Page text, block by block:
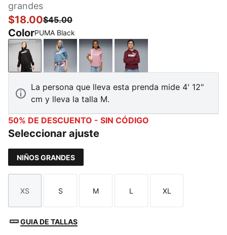
grandes
$18.00$45.00
ColorPUMA Black
PUMA BlackCool Blue Poised PinkRuby Shimmer
La persona que lleva esta prenda mide 4' 12"
cm y lleva la talla M.
50% DE DESCUENTO - SIN CÓDIGO
Seleccionar ajuste
NIÑOS GRANDES
Talla
XS
Talla
S
Talla
M
Talla
L
Talla
XL
GUIA DE TALLAS